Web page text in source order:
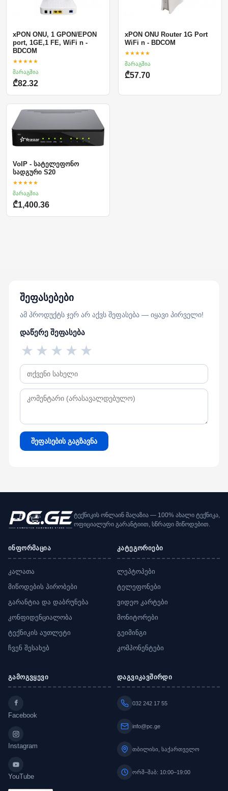
xPON ONU, 1 GPON/EPON
port, 1GE,1 FE, WiFi n -
BDCOM
★★★★★
მარაგშია
₾82.32
xPON ONU Router 1G Port
WiFi n - BDCOM
★★★★★
მარაგშია
₾57.70
VoIP - სატელეფონო
სადგური S20
★★★★★
მარაგშია
₾1,400.36
შეფასებები
ამ პროდუქტს ჯერ არ აქვს შეფასება — იყავი პირველი!
დაწერე შეფასება
★
★
★
★
★
შეფასების გაგზავნა
ტექნიკის ონლაინ მაღაზია — 100% ახალი ტექნიკა,
ოფიციალური გარანტიით, სწრაფი მიწოდებით.
ინფორმაცია
კალათა
მიწოდების პირობები
გარანტია და დაბრუნება
კონფიდენციალობა
ტექნიკის აუთლეტი
ჩვენ შესახებ
კატეგორიები
ლეპტოპები
ტელეფონები
ვიდეო კარტები
მონიტორები
გეიმინგი
კომპონენტები
გამოგვყევი
Facebook
Instagram
YouTube
დაგვიკავშირდი
032 242 17 55
info@pc.ge
თბილისი, საქართველო
ორშ–შაბ: 10:00–19:00